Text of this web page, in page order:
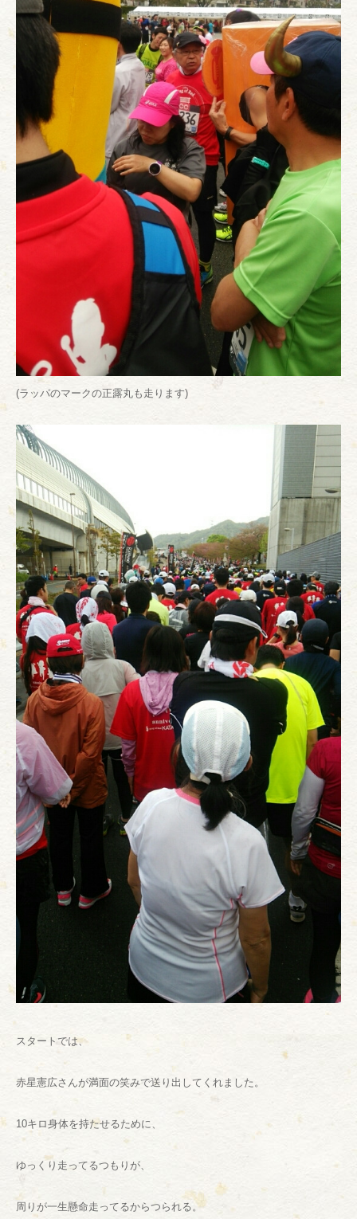
(ラッパのマークの正露丸も走ります)
スタートでは、
赤星憲広さんが満面の笑みで送り出してくれました。
10キロ身体を持たせるために、
ゆっくり走ってるつもりが、
周りが一生懸命走ってるからつられる。